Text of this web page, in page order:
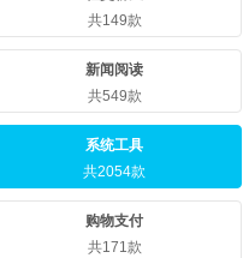
共149款
新闻阅读
共549款
系统工具
共2054款
购物支付
共171款